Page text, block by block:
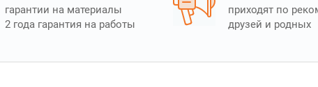
гарантии на материалы
2 года гарантия на работы
приходят по
друзей и родных